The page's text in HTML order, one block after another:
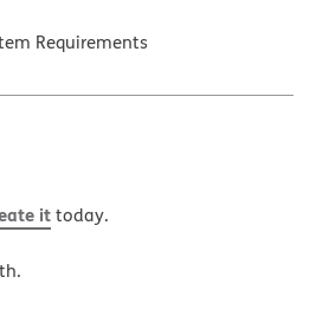
Requirements
ittoday.